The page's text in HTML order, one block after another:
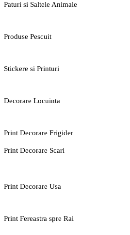
Paturi si Saltele Animale
Produse Pescuit
Stickere si Printuri
Decorare Locuinta
Print Decorare Frigider
Print Decorare Scari
Print Decorare Usa
Print Fereastra spre Rai